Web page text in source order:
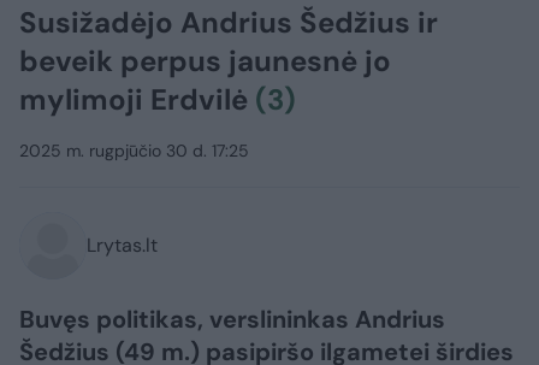
Susižadėjo Andrius Šedžius ir
beveik perpus jaunesnė jo
mylimoji Erdvilė (3)
2025 m. rugpjūčio 30 d. 17:25
Lrytas.lt
Buvęs politikas, verslininkas Andrius
Šedžius (49 m.) pasipiršo ilgametei širdies